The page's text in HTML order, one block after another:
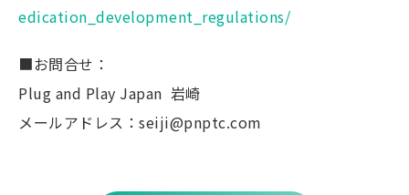
edication_development_regulations/
■お問合せ：
Plug and Play Japan 岩崎
メールアドレス：seiji@pnptc.com